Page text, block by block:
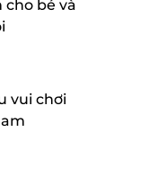
cho bé và
vui chơi